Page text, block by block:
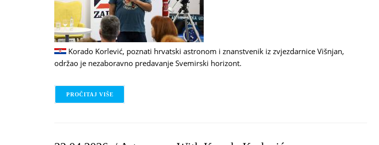
Korado Korlević, poznati hrvatski astronom i znanstvenik iz zvjezdarnice Višnjan,
održao je nezaboravno predavanje Svemirski horizont.
PROČITAJ VIŠE